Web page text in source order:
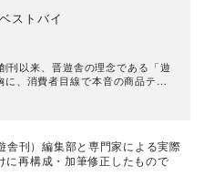
ストバイ
刊以来、晋遊舎の理念である「遊
、消費者目線で本音の商品テス
いもの」と「お役立ち情報」を厳
。編集長・高橋咲彩を中心に、11
刊）編集部と専門家による実際
再構成・加筆修正したもので